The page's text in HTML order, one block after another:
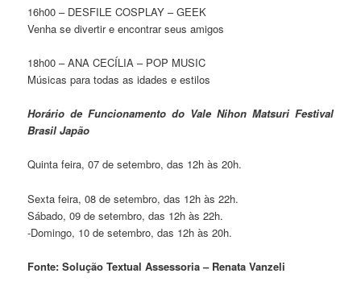
16h00 – DESFILE COSPLAY – GEEK
Venha se divertir e encontrar seus amigos
18h00 – ANA CECÍLIA – POP MUSIC
Músicas para todas as idades e estilos
Horário de Funcionamento do Vale Nihon Matsuri Festival
Brasil Japão
Quinta feira, 07 de setembro, das 12h às 20h.
Sexta feira, 08 de setembro, das 12h às 22h.
Sábado, 09 de setembro, das 12h às 22h.
-Domingo, 10 de setembro, das 12h às 20h.
Fonte: Solução Textual Assessoria – Renata Vanzeli